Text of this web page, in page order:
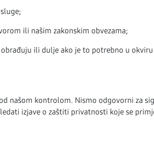
ili našim zakonskim obvezama;
ili dulje ako je to potrebno u
našom kontrolom. Nismo odgovorni za
izjave o zaštiti privatnosti koje se